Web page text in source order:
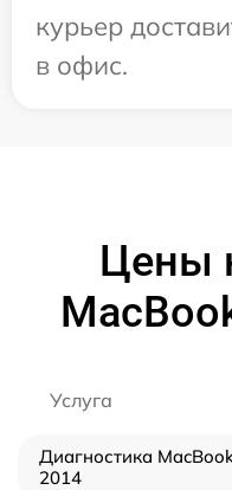
курьер
в офис.
Цены
Услуга
Диагностика
2014